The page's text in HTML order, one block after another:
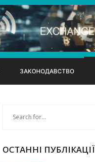
ЗАКОНОДАВСТВО
ОСТАННІ ПУБЛІКАЦІЇ